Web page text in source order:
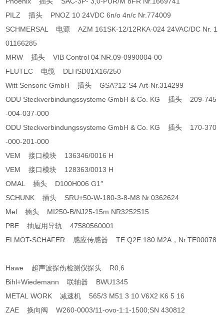
PILZ 插头 PNOZ 10 24VDC 6n/o 4n/c Nr.774009
SCHMERSAL 电源 AZM 161SK-12/12RKA-024 24VAC/DC Nr. 1
01166285
MRW 插头 VIB Control 04 NR.09-0990004-00
FLUTEC 电缆 DLHSD01X16/250
Witt Sensoric GmbH 插头 GSA?12-S4 Art-Nr.314299
ODU Steckverbindungssysteme GmbH & Co. KG 插头 209-745
-004-037-000
ODU Steckverbindungssysteme GmbH & Co. KG 插头 170-370
-000-201-000
VEM 接口模块 136346/0016 H
VEM 接口模块 128363/0013 H
OMAL 插头 D100H006 G1″
SCHUNK 插头 SRU+50-W-180-3-8-M8 Nr.0362624
Mel 插头 MI250-B/NJ25-15m NR3252515
PBE 抽屉用导轨 47580560001
ELMOT-SCHAFER 感应传感器 TE Q2E 180 M2A，Nr.TE00078
Hawe 超声波探伤检测仪探头 R0,6
Bihl+Wiedemann 联轴器 BWU1345
METAL WORK 减速机 565/3 M51 3 10 V6X2 K6 5 16
ZAE 换向阀 W260-0003/11-ovo-1:1-1500;SN 430812